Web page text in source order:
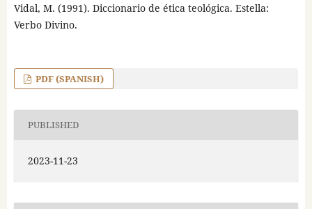
Vidal, M. (1991). Diccionario de ética teológica. Estella:
Verbo Divino.
PDF (SPANISH)
PUBLISHED
2023-11-23